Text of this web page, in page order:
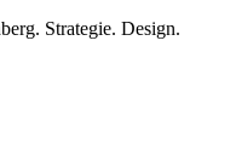
Strategie. Design.